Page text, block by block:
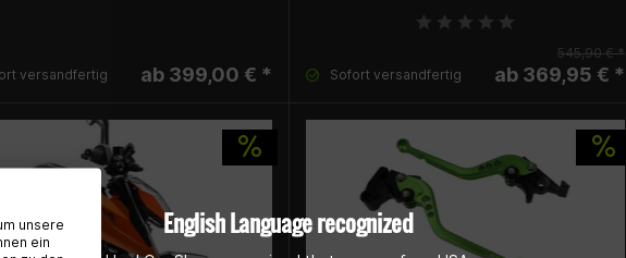
versandfertig ab 399,00 € * Sofort versandfertig
545,90 € *
ab 369,95 € *
English Language recognized
unsere
ein